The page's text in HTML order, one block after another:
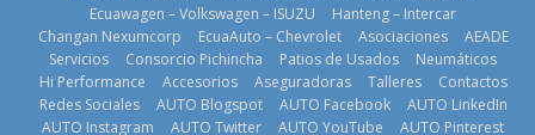
renovable
25 de julio de
2026
2026
Ecuawagen – Volkswagen – ISUZU
Hanteng – Intercar
Changan Nexumcorp
EcuaAuto – Chevrolet Asociaciones
AEADE
Servicios
Consorcio Pichincha Patios de Usados
Neumáticos
Hi Performance
Accesorios Aseguradoras Talleres
Contactos
Redes Sociales
AUTO Blogspot AUTO Facebook
AUTO LinkedIn
AUTO Instagram
AUTO Twitter AUTO YouTube AUTO Pinterest